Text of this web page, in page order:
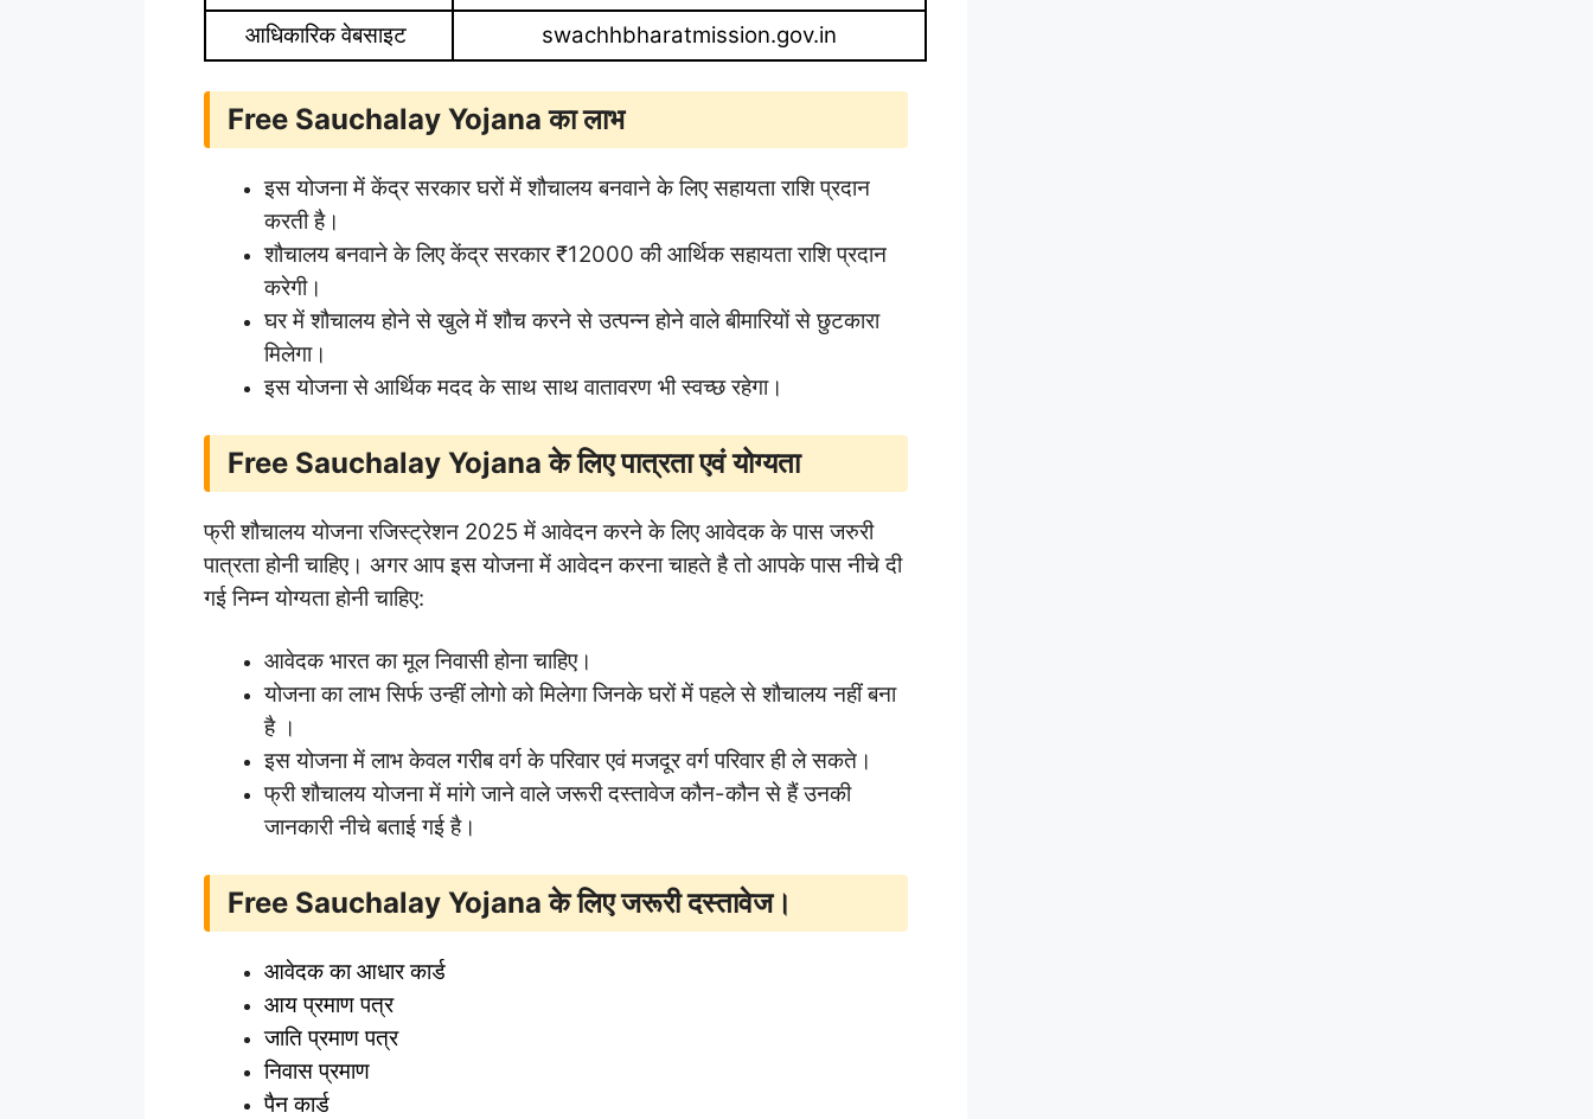
आधिकारिक वेबसाइट
swachhbharatmission.gov.in
Free Sauchalay Yojana का लाभ
इस योजना में केंद्र सरकार घरों में शौचालय बनवाने के लिए सहायता राशि प्रदान
करती है।
शौचालय बनवाने के लिए केंद्र सरकार ₹12000 की आर्थिक सहायता राशि प्रदान
करेगी।
घर में शौचालय होने से खुले में शौच करने से उत्पन्न होने वाले बीमारियों से छुटकारा
मिलेगा।
इस योजना से आर्थिक मदद के साथ साथ वातावरण भी स्वच्छ रहेगा।
Free Sauchalay Yojana के लिए पात्रता एवं योग्यता
फ्री शौचालय योजना रजिस्ट्रेशन 2025 में आवेदन करने के लिए आवेदक के पास जरुरी
पात्रता होनी चाहिए। अगर आप इस योजना में आवेदन करना चाहते है तो आपके पास नीचे दी
गई निम्न योग्यता होनी चाहिए:
आवेदक भारत का मूल निवासी होना चाहिए।
योजना का लाभ सिर्फ उन्हीं लोगो को मिलेगा जिनके घरों में पहले से शौचालय नहीं बना
है ।
इस योजना में लाभ केवल गरीब वर्ग के परिवार एवं मजदूर वर्ग परिवार ही ले सकते।
फ्री शौचालय योजना में मांगे जाने वाले जरूरी दस्तावेज कौन-कौन से हैं उनकी
जानकारी नीचे बताई गई है।
Free Sauchalay Yojana के लिए जरूरी दस्तावेज।
आवेदक का आधार कार्ड
आय प्रमाण पत्र
जाति प्रमाण पत्र
निवास प्रमाण
पैन कार्ड